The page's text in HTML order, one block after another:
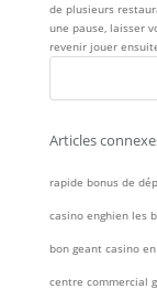
de plusieurs
une pause, laisser
revenir jouer
Articles
rapide bonus de
casino enghien les
bon geant casino
centre commercial